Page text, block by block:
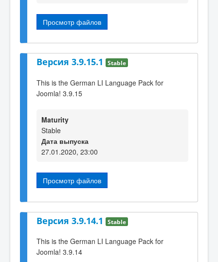
Просмотр файлов
Версия 3.9.15.1 Stable
This is the German LI Language Pack for
Joomla! 3.9.15
Maturity
Stable
Дата выпуска
27.01.2020, 23:00
Просмотр файлов
Версия 3.9.14.1 Stable
This is the German LI Language Pack for
Joomla! 3.9.14